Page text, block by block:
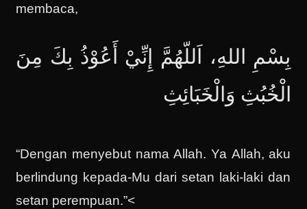
membaca,
بِسْمِ اللهِ، اَللّهُمَّ إِنِّيْ أَعُوْذُ بِكَ مِنَ
الْخُبُثِ وَالْخَبَائِثِ
“Dengan menyebut nama Allah. Ya Allah, aku
berlindung kepada-Mu dari setan laki-laki dan
setan perempuan.”<